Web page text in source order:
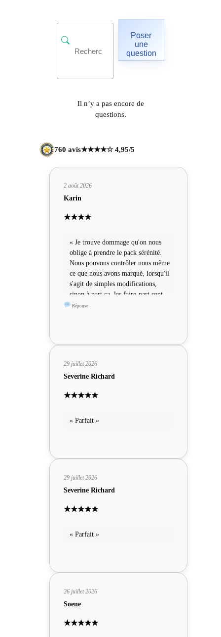
Poser
une
question
Il n’y a pas encore de
questions.
760 avis★★★★☆ 4,95/5
2 août 2026
Karin
★★★★
« Je trouve dommage qu'on nous
oblige à prendre le pack sérénité.
Nous pouvons contrôler nous même
ce que nous avons marqué, lorsqu'il
s'agit de simples modifications,
sinon à part ça, les faire-part sont
sympas »
Réponse
29 juillet 2026
Severine Richard
★★★★★
« Parfait »
29 juillet 2026
Severine Richard
★★★★★
« Parfait »
26 juillet 2026
Soene
★★★★★